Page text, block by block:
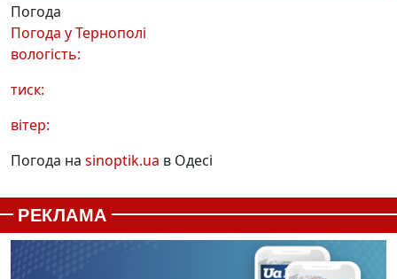
Погода
Погода уТернополі
вологість:
тиск:
вітер:
Погода на sinoptik.ua в Одесі
РЕКЛАМА